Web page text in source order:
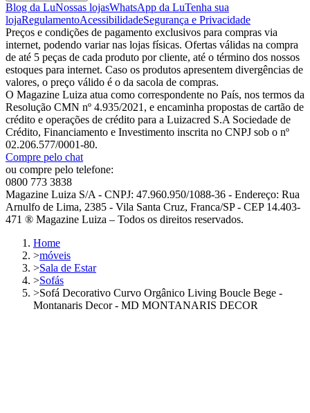
Blog da LuNossas lojasWhatsApp da LuTenha sua
lojaRegulamentoAcessibilidadeSegurança e Privacidade
Preços e condições de pagamento exclusivos para compras via
internet, podendo variar nas lojas físicas. Ofertas válidas na compra
de até 5 peças de cada produto por cliente, até o término dos nossos
estoques para internet. Caso os produtos apresentem divergências de
valores, o preço válido é o da sacola de compras.
O Magazine Luiza atua como correspondente no País, nos termos da
Resolução CMN nº 4.935/2021, e encaminha propostas de cartão de
crédito e operações de crédito para a Luizacred S.A Sociedade de
Crédito, Financiamento e Investimento inscrita no CNPJ sob o nº
02.206.577/0001-80.
Compre pelo chat
ou compre pelo telefone:
0800 773 3838
Magazine Luiza S/A - CNPJ: 47.960.950/1088-36 - Endereço: Rua
Arnulfo de Lima, 2385 - Vila Santa Cruz, Franca/SP - CEP 14.403-
471 ® Magazine Luiza – Todos os direitos reservados.
Home
>móveis
>Sala de Estar
>Sofás
>Sofá Decorativo Curvo Orgânico Living Boucle Bege -
Montanaris Decor - MD MONTANARIS DECOR